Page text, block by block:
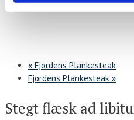
« Fjordens Plankesteak
Fjordens Plankesteak »
Stegt flæsk ad